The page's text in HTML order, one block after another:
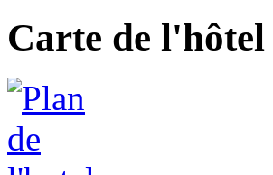
Carte de l'hôtel